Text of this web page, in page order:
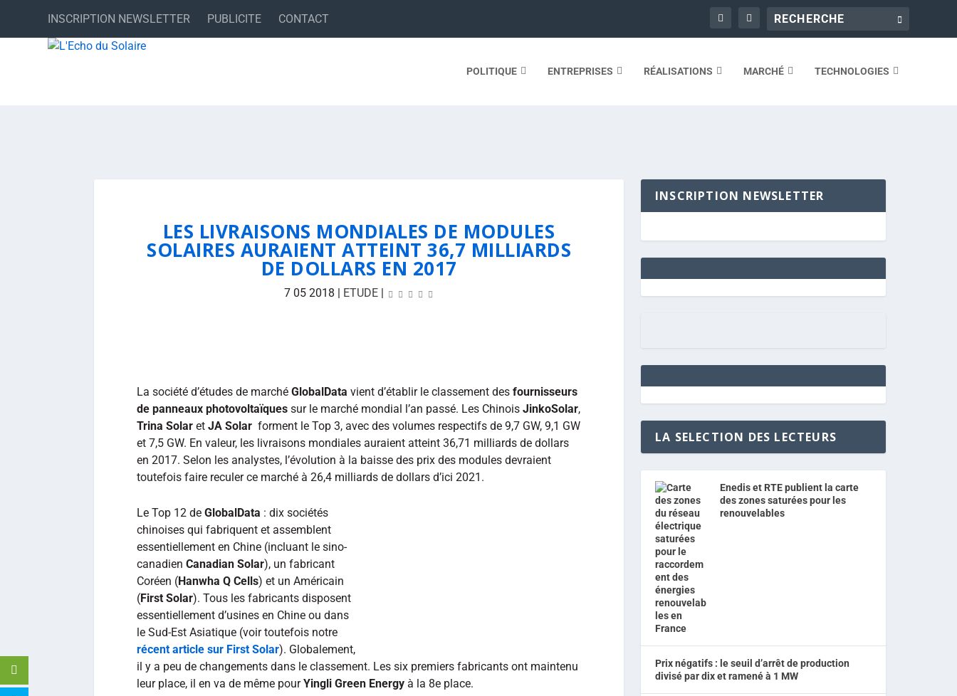
INSCRIPTION NEWSLETTER PUBLICITE CONTACT
POLITIQUE ENTREPRISES RÉALISATIONS MARCHÉ TECHNOLOGIES
LES LIVRAISONS MONDIALES DE MODULES
SOLAIRES AURAIENT ATTEINT 36,7 MILLIARDS
DE DOLLARS EN 2017
7 05 2018 | ETUDE |
La société d’études de marché GlobalData vient d’établir le classement des fournisseurs
de panneaux photovoltaïques sur le marché mondial l’an passé. Les Chinois JinkoSolar,
Trina Solar et JA Solar forment le Top 3, avec des volumes respectifs de 9,7 GW, 9,1 GW
et 7,5 GW. En valeur, les livraisons mondiales auraient atteint 36,71 milliards de dollars
en 2017. Selon les analystes, l’évolution à la baisse des prix des modules devraient
toutefois faire reculer ce marché à 26,4 milliards de dollars d’ici 2021.
Le Top 12 de GlobalData : dix sociétés
chinoises qui fabriquent et assemblent
essentiellement en Chine (incluant le sino-
canadien Canadian Solar), un fabricant
Coréen (Hanwha Q Cells) et un Américain
(First Solar). Tous les fabricants disposent
essentiellement d’usines en Chine ou dans
le Sud-Est Asiatique (voir toutefois notre
récent article sur First Solar). Globalement,
il y a peu de changements dans le classement. Les six premiers fabricants ont maintenu
leur place, il en va de même pourYingli Green Energy à la 8e place.
INSCRIPTION NEWSLETTER
LA SELECTION DES LECTEURS
Enedis et RTE publient la carte
des zones saturées pour les
renouvelables
Prix négatifs : le seuil d’arrêt de production
divisé par dix et ramené à 1 MW